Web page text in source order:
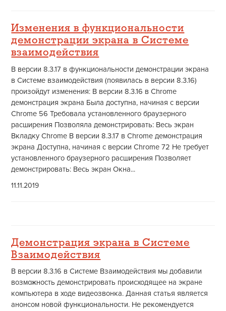
Изменения в функциональности
демонстрации экрана в Системе
взаимодействия
В версии 8.3.17 в функциональности демонстрации экрана
в Системе взаимодействия (появилась в версии 8.3.16)
произойдут изменения: В версии 8.3.16 в Chrome
демонстрация экрана Была доступна, начиная с версии
Chrome 56 Требовала установленного браузерного
расширения Позволяла демонстрировать: Весь экран
Вкладку Chrome В версии 8.3.17 в Chrome демонстрация
экрана Доступна, начиная с версии Chrome 72 Не требует
установленного браузерного расширения Позволяет
демонстрировать: Весь экран Окна...
11.11.2019
Демонстрация экрана в Системе
Взаимодействия
В версии 8.3.16 в Системе Взаимодействия мы добавили
возможность демонстрировать происходящее на экране
компьютера в ходе видеозвонка. Данная статья является
анонсом новой функциональности. Не рекомендуется